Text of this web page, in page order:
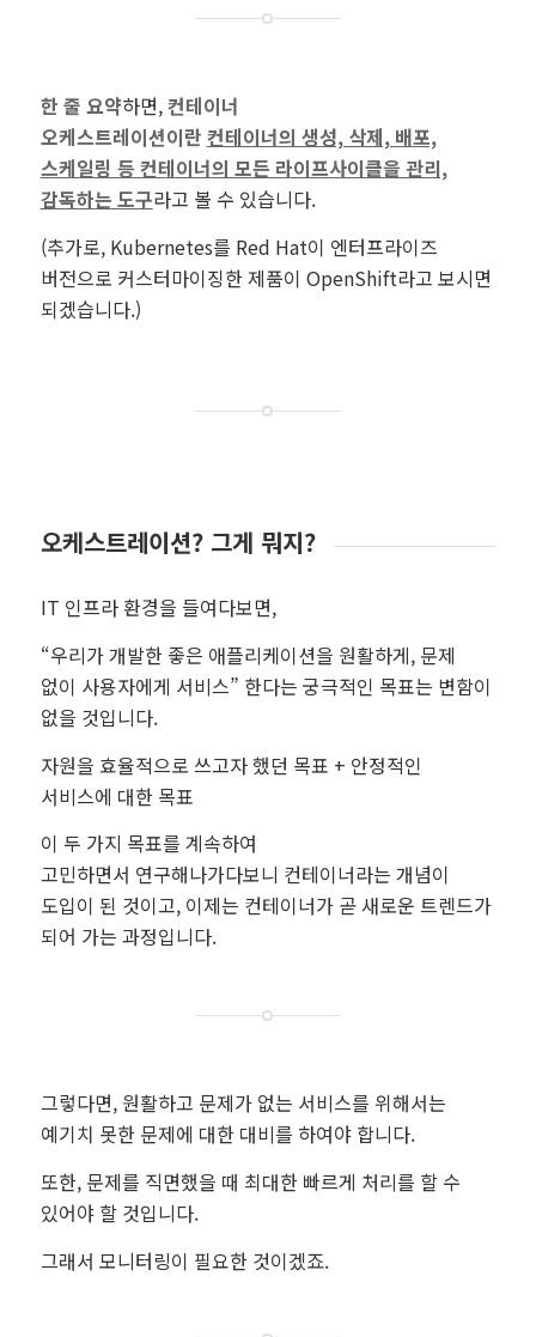
한 줄 요약하면,컨테이너
오케스트레이션이란 컨테이너의 생성, 삭제, 배포,
스케일링 등 컨테이너의 모든 라이프사이클을 관리,
감독하는 도구라고 볼 수 있습니다.
(추가로, Kubernetes를 Red Hat이 엔터프라이즈
버전으로 커스터마이징한 제품이 OpenShift라고 보시면
되겠습니다.)
오케스트레이션? 그게 뭐지?
IT 인프라 환경을 들여다보면,
“우리가 개발한 좋은 애플리케이션을 원활하게, 문제
없이 사용자에게 서비스” 한다는 궁극적인 목표는 변함이
없을 것입니다.
자원을 효율적으로 쓰고자 했던 목표 + 안정적인
서비스에 대한 목표
이 두 가지 목표를 계속하여
고민하면서 연구해나가다보니 컨테이너라는 개념이
도입이 된 것이고, 이제는 컨테이너가 곧 새로운 트렌드가
되어 가는 과정입니다.
그렇다면, 원활하고 문제가 없는 서비스를 위해서는
예기치 못한 문제에 대한 대비를 하여야 합니다.
또한, 문제를 직면했을 때 최대한 빠르게 처리를 할 수
있어야 할 것입니다.
그래서 모니터링이 필요한 것이겠죠.